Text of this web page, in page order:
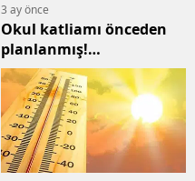
3 ay önce
Okul katliamı önceden
planlanmış!
Bilgisayarından çıkan
belge şoke etti